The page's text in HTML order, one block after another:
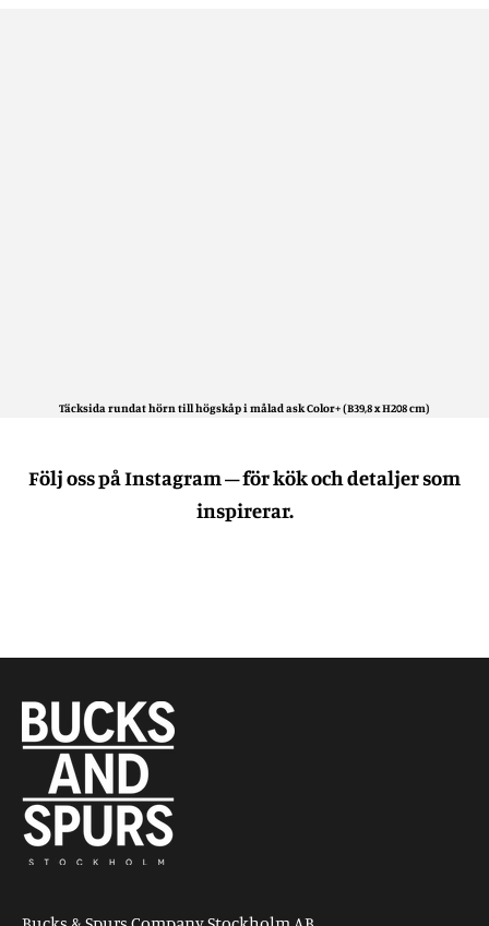
Täcksida rundat hörn till högskåp i målad ask Color+ (B39,8 x H208 cm)
Följ oss på Instagram – för kök och detaljer som
inspirerar.